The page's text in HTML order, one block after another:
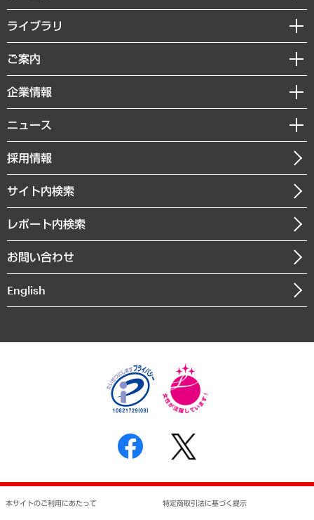
経営戦略
組織・人事戦略
デジタルイノベーション
共生・ダイバーシティ
GRC（ガバナンス・リスク・コンプライアンス）・防災（政策）
経済・産業・雇用・労働
まちづくり・観光・交通・スポーツ・スマートシティ
自然資源・農林水産業・食料システム
ライブラリ
経済調査
レポート
コラム
経営用語集
受託・受注実績（官公庁関連）
メディア掲載・出演
ご案内
セミナー・イベント情報
MUFGビジネスセミナー
受託案件情報
企業情報
私たちの想い
社長メッセージ
会社概要
沿革
組織図・本部部室紹介
インドネシア現地法人
個人情報保護方針
反社会的勢力に対する基本方針
書面による個人情報の開示等の請求の手続きについて
ニュース
ニュースリリース
お知らせ
採用情報
サイト内検索
レポート内検索
お問い合わせ
English
本サイトのご利用にあたって 特定商取引法に基づく提示